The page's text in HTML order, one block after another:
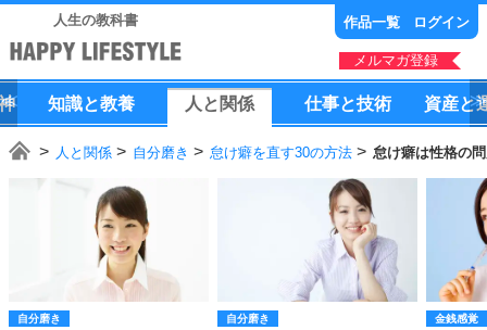
人生の教科書 作品一覧 ログイン
メルマガ登録
知識と教養 人 と 関係 仕事と技術 資産と
人と関係 自分磨き 怠け癖を直す30の方法 怠け癖は性格の
自分磨き 自分磨き 金銭感覚